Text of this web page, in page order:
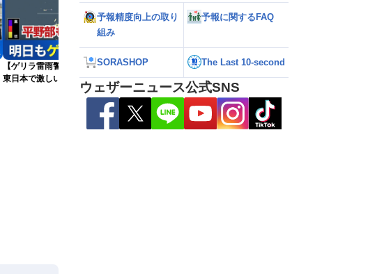
【ゲリラ雷雨警戒】あす9日(日)も東北や
東日本で激しい雷雨のおそれ 午前中から
【台風15号】進路に複雑な変化・東北上
陸の可能性と西日本へ影響拡大の不確実
性
予報精度向上の取り
組み
予報に関するFAQ
SORASHOP The Last 10-second
ウェザーニュース公式SNS